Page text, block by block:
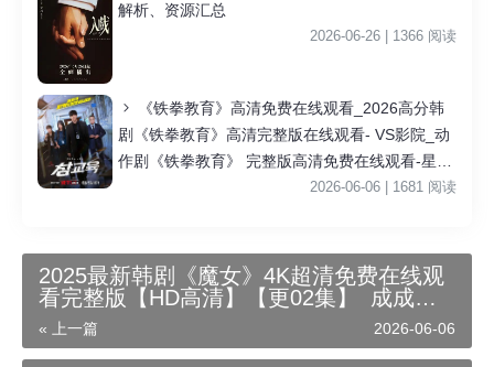
解析、资源汇总
2026-06-26 | 1366 阅读
《铁拳教育》高清免费在线观看_2026高分韩
剧《铁拳教育》高清完整版在线观看- VS影院_动
作剧《铁拳教育》 完整版高清免费在线观看-星空
影院李星民主演《铁拳教育》无广告_VS影视
2026-06-06 | 1681 阅读
2025最新韩剧《魔女》4K超清免费在线观
看完整版【HD高清】【更02集】_成成影
院_资源链接百度云/夸克迅雷网盘资源链接
免费下载
« 上一篇 2026-06-06